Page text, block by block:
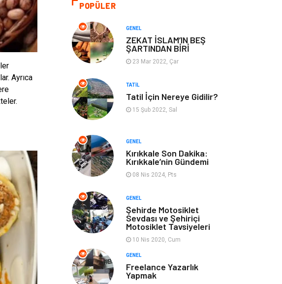
Ayrıca
Spor
Bebek Giyim Mobilya
POPÜLER
GENEL
ZEKAT İSLAM’IN BEŞ
ŞARTINDAN BİRİ
23 Mar 2022, Çar
TATIL
Tatil İçin Nereye Gidilir?
15 Şub 2022, Sal
GENEL
Kırıkkale Son Dakika:
Kırıkkale’nin Gündemi
08 Nis 2024, Pts
GENEL
Şehirde Motosiklet
Sevdası ve Şehiriçi
Motosiklet Tavsiyeleri
10 Nis 2020, Cum
GENEL
Freelance Yazarlık
Yapmak